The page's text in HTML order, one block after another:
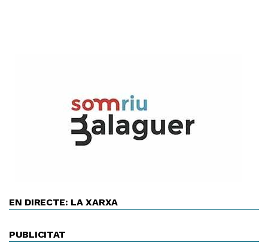
EN DIRECTE: LA XARXA
PUBLICITAT